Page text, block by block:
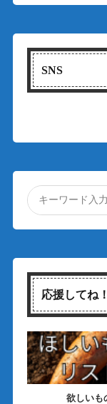
SNS
応援してね！
欲しいも